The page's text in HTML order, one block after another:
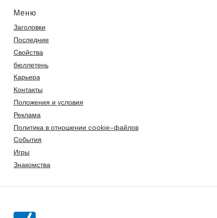
Меню
Заголовки
Последние
Свойства
бюллетень
Карьера
Контакты
Положения и условия
Реклама
Политика в отношении cookie-файлов
События
Игры
Знакомства